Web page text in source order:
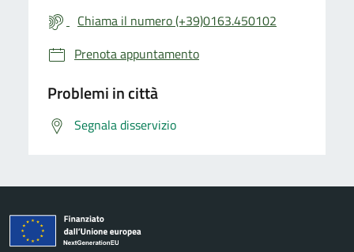
Chiama il numero (+39)0163.450102
Prenota appuntamento
Problemi in città
Segnala disservizio